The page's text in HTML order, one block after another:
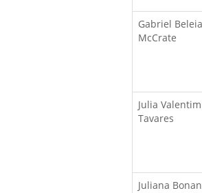
Gabriel Beleia
McCrate
Julia Valentim
Tavares
Juliana